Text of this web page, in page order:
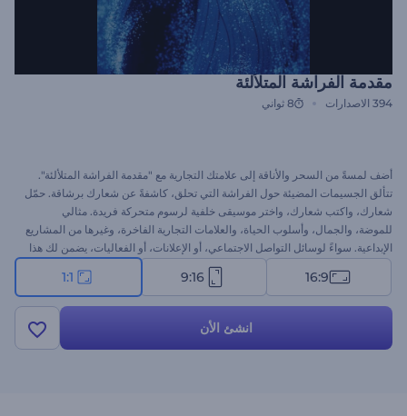
مقدمة الفراشة المتلألئة
394 الاصدارات 8 ثواني
أضف لمسةً من السحر والأناقة إلى علامتك التجارية مع "مقدمة الفراشة المتلألئة".
تتألق الجسيمات المضيئة حول الفراشة التي تحلق، كاشفةً عن شعارك برشاقة. حمّل
شعارك، واكتب شعارك، واختر موسيقى خلفية لرسوم متحركة فريدة. مثالي
للموضة، والجمال، وأسلوب الحياة، والعلامات التجارية الفاخرة، وغيرها من المشاريع
الإبداعية. سواءً لوسائل التواصل الاجتماعي، أو الإعلانات، أو الفعاليات، يضمن لك هذا
القالب إبراز علامتك التجارية. جرّبه الآن!
16:9
9:16
1:1
انشئ الأن